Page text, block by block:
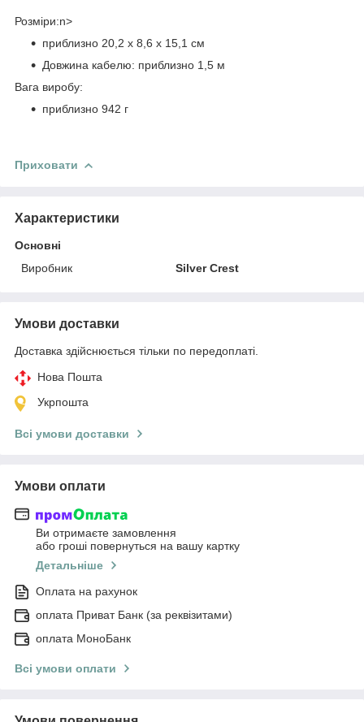
Розміри:n>
приблизно 20,2 х 8,6 х 15,1 см
Довжина кабелю: приблизно 1,5 м
Вага виробу:
приблизно 942 г
Приховати
Характеристики
Основні
Виробник
Silver Crest
Умови доставки
Доставка здійснюється тільки по передоплаті.
Нова Пошта
Укрпошта
Всі умови доставки
Умови оплати
Ви отримаєте замовлення
або гроші повернуться на вашу картку
Детальніше
Оплата на рахунок
оплата Приват Банк (за реквізитами)
оплата МоноБанк
Всі умови оплати